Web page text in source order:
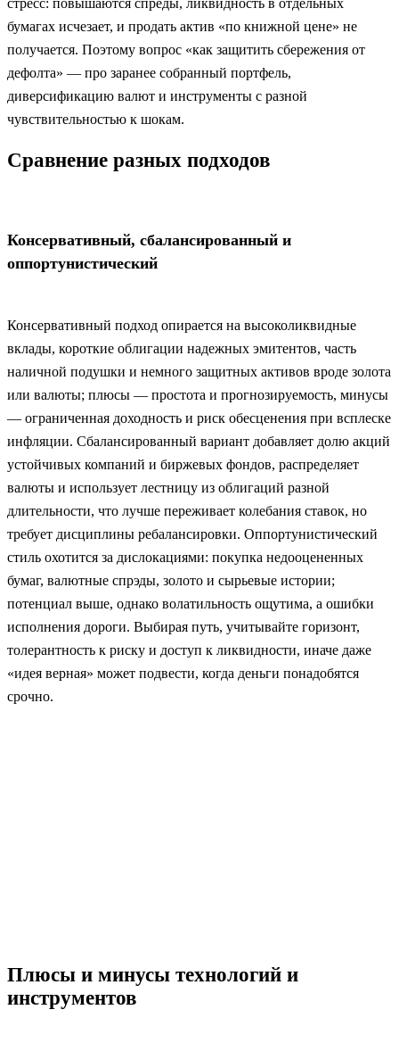
стресс: повышаются спреды, ликвидность в отдельных
бумагах исчезает, и продать актив «по книжной цене» не
получается. Поэтому вопрос «как защитить сбережения от
дефолта» — про заранее собранный портфель,
диверсификацию валют и инструменты с разной
чувствительностью к шокам.
Сравнение разных подходов
Консервативный, сбалансированный и
оппортунистический
Консервативный подход опирается на высоколиквидные
вклады, короткие облигации надежных эмитентов, часть
наличной подушки и немного защитных активов вроде золота
или валюты; плюсы — простота и прогнозируемость, минусы
— ограниченная доходность и риск обесценения при всплеске
инфляции. Сбалансированный вариант добавляет долю акций
устойчивых компаний и биржевых фондов, распределяет
валюты и использует лестницу из облигаций разной
длительности, что лучше переживает колебания ставок, но
требует дисциплины ребалансировки. Оппортунистический
стиль охотится за дислокациями: покупка недооцененных
бумаг, валютные спрэды, золото и сырьевые истории;
потенциал выше, однако волатильность ощутима, а ошибки
исполнения дороги. Выбирая путь, учитывайте горизонт,
толерантность к риску и доступ к ликвидности, иначе даже
«идея верная» может подвести, когда деньги понадобятся
срочно.
Плюсы и минусы технологий и
инструментов